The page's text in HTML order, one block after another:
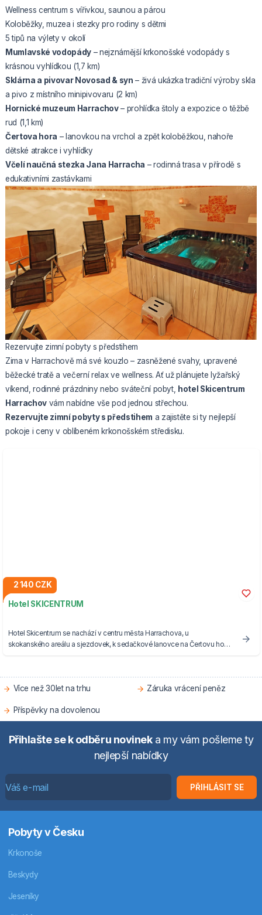
Wellness centrum s vířivkou, saunou a párou
Koloběžky, muzea i stezky pro rodiny s dětmi
5 tipů na výlety v okolí
Mumlavské vodopády– nejznámější krkonošské vodopády s
krásnou vyhlídkou (1,7 km)
Sklárna a pivovar Novosad & syn – živá ukázka tradiční výroby skla
a pivo z místního minipivovaru (2 km)
Hornické muzeum Harrachov– prohlídka štoly a expozice o těžbě
rud (1,1 km)
Čertova hora – lanovkou na vrchol a zpět koloběžkou, nahoře
dětské atrakce i vyhlídky
Včelí naučná stezka Jana Harracha – rodinná trasa v přírodě s
edukativními zastávkami
Rezervujte zimní pobyty s předstihem
Zima v Harrachově má své kouzlo – zasněžené svahy, upravené
běžecké tratě a večerní relax ve wellness. Ať už plánujete lyžařský
víkend, rodinné prázdniny nebo sváteční pobyt,
hotel Skicentrum
Harrachovvám nabídne vše pod jednou střechou.
Rezervujte zimní pobyty s předstihem a zajistěte si ty nejlepší
pokoje i ceny v oblíbeném krkonošském středisku.
2 140 CZK
Hotel SKICENTRUM
Hotel Skicentrum se nachází v centru města Harrachova, u
skokanského areálu a sjezdovek, k sedačkové lanovce na Čertovu horu
Více než 30let na trhu Záruka vrácení peněz
Příspěvky na dovolenou
Přihlašte se k odběru novineka my vám pošleme ty
nejlepší nabídky
PŘIHLÁSIT SE
Pobyty v Česku
Krkonoše
Beskydy
Jeseníky